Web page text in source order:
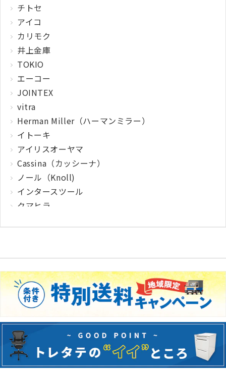
チトセ
アイコ
カリモク
井上金庫
TOKIO
エーコー
JOINTEX
vitra
Herman Miller（ハーマンミラー）
イトーキ
アイリスオーヤマ
Cassina（カッシーナ）
ノール（Knoll)
インタースツール
クマヒラ
その他メーカー